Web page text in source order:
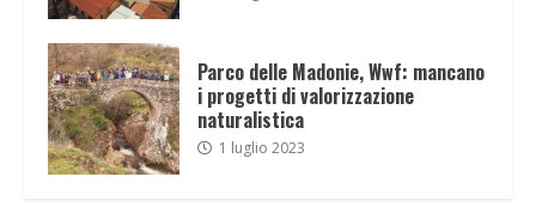
Parco delle Madonie, Wwf: mancano
i progetti di valorizzazione
naturalistica
1 luglio 2023